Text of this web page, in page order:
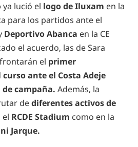
ya lució el logo de Iluxam en la
para los partidos ante el
Deportivo Abanca en la CE
el acuerdo, las de Sara
el primer
ante el Costa Adeje
campaña. Además, la
dediferentes activos de
RCDE Stadium como en la
Jarque.